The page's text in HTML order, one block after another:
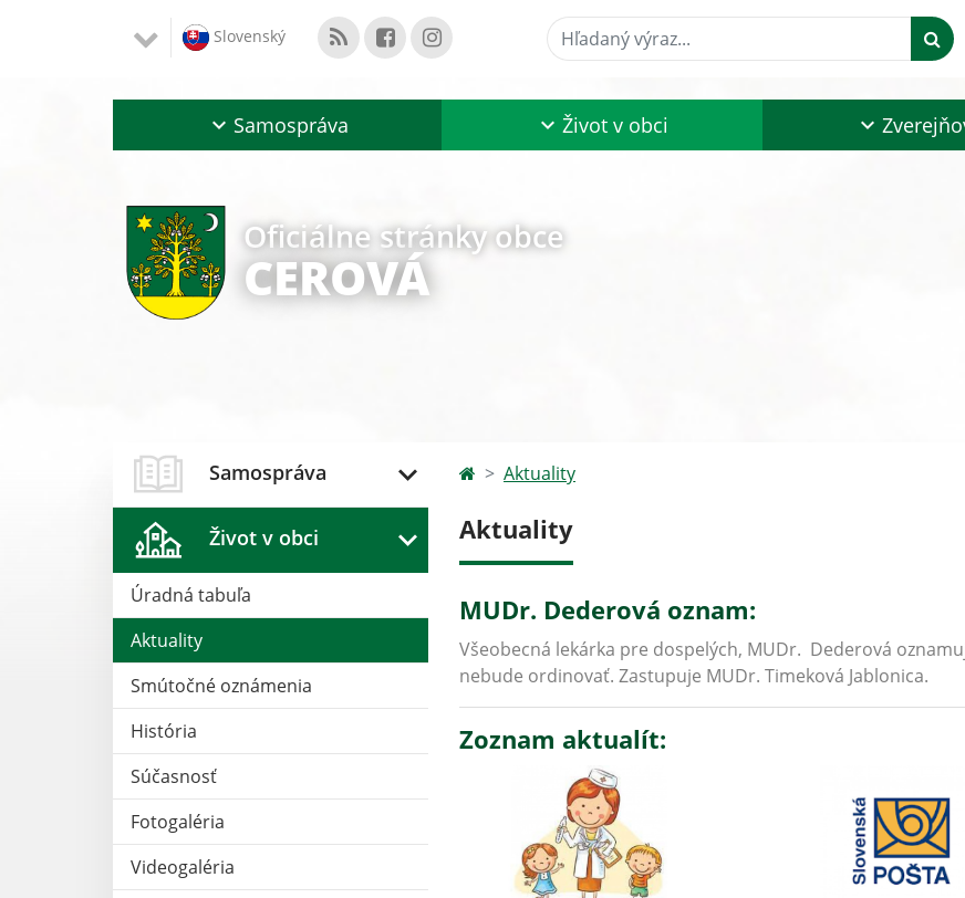
Slovenský Hľadaný výraz...
Samospráva Život v obci
Oficiálne stránky obce
CEROVÁ
Samospráva
Život v obci
Úradná tabuľa
Aktuality
Smútočné oznámenia
História
Súčasnosť
Fotogaléria
Videogaléria
Aktuality
Aktuality
MUDr. Dederová oznam:
Všeobecná lekárka pre dospelých, MUDr. Dederová
nebude ordinovať. Zastupuje MUDr. Timeková Jablonica.
Zoznam aktualít: